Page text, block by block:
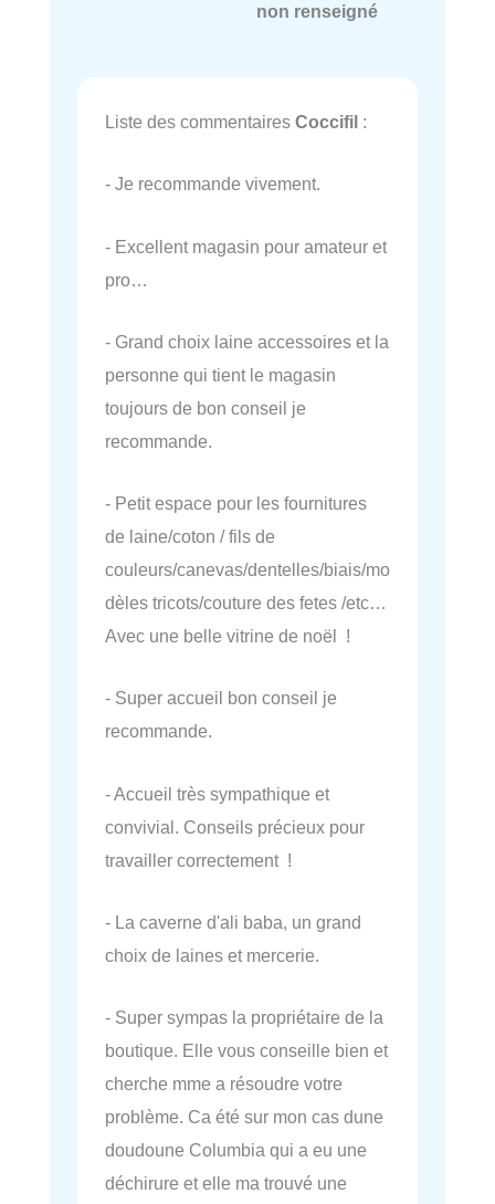
non renseigné
Liste des commentaires Coccifil :
- Je recommande vivement.
- Excellent magasin pour amateur et
pro…
- Grand choix laine accessoires et la
personne qui tient le magasin
toujours de bon conseil je
recommande.
- Petit espace pour les fournitures
de laine/coton / fils de
couleurs/canevas/dentelles/biais/mo
dèles tricots/couture des fetes /etc…
Avec une belle vitrine de noël !
- Super accueil bon conseil je
recommande.
- Accueil très sympathique et
convivial. Conseils précieux pour
travailler correctement !
- La caverne d'ali baba, un grand
choix de laines et mercerie.
- Super sympas la propriétaire de la
boutique. Elle vous conseille bien et
cherche mme a résoudre votre
problème. Ca été sur mon cas dune
doudoune Columbia qui a eu une
déchirure et elle ma trouvé une